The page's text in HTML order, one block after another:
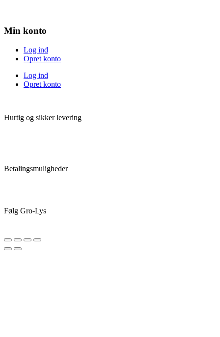
Min konto
Log ind
Opret konto
Log ind
Opret konto
Hurtig og sikker levering
Betalingsmuligheder
Følg Gro-Lys